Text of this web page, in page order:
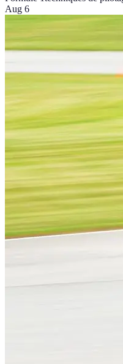
Aug 6